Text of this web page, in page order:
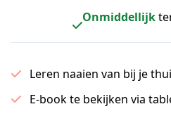
Onmiddellijk
Leren naaien van bij je
E-book te bekijken via